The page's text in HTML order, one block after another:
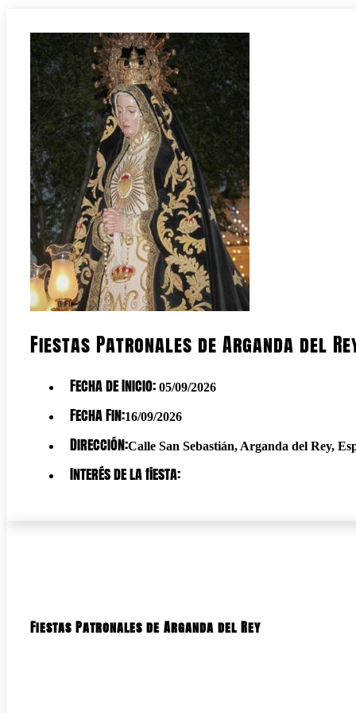
Fiestas Patronales de Arganda del
Fecha de Inicio: 05/09/2026
Fecha Fin:16/09/2026
Dirección:Calle San Sebastián, Arganda del Rey,
Interés de la fiesta:
Fiestas Patronales de Arganda del Rey